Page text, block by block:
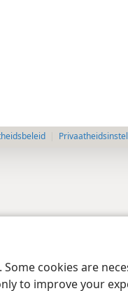
cookies are
to improve your